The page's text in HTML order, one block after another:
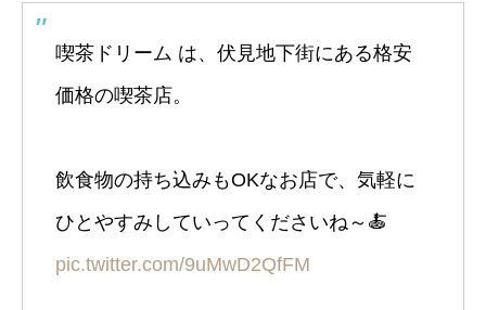
喫茶ドリーム は、伏見地下街にある格安
価格の喫茶店。
飲食物の持ち込みもOKなお店で、気軽に
ひとやすみしていってくださいね～🍝
pic.twitter.com/9uMwD2QfFM